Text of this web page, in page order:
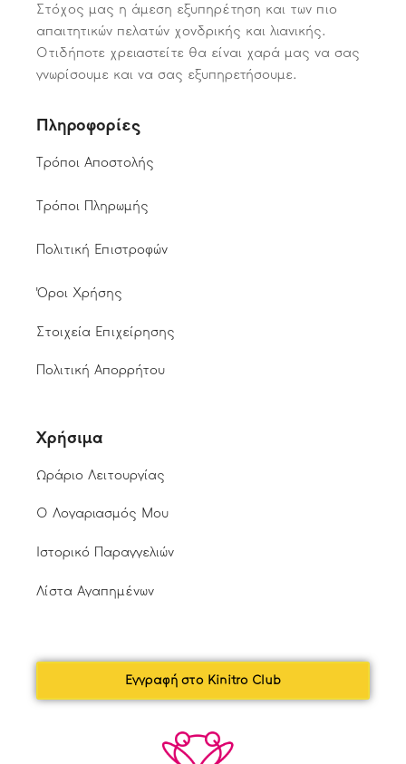
Στόχος μας η άμεση εξυπηρέτηση και των πιο
απαιτητικών πελατών χονδρικής και λιανικής.
Οτιδήποτε χρειαστείτε θα είναι χαρά μας να σας
γνωρίσουμε και να σας εξυπηρετήσουμε.
Πληροφορίες
Τρόποι Αποστολής
Τρόποι Πληρωμής
Πολιτική Επιστροφών
Όροι Χρήσης
Στοιχεία Επιχείρησης
Πολιτική Απορρήτου
Χρήσιμα
Ωράριο Λειτουργίας
Ο Λογαριασμός Μου
Ιστορικό Παραγγελιών
Λίστα Αγαπημένων
Εγγραφή στο Kinitro Club